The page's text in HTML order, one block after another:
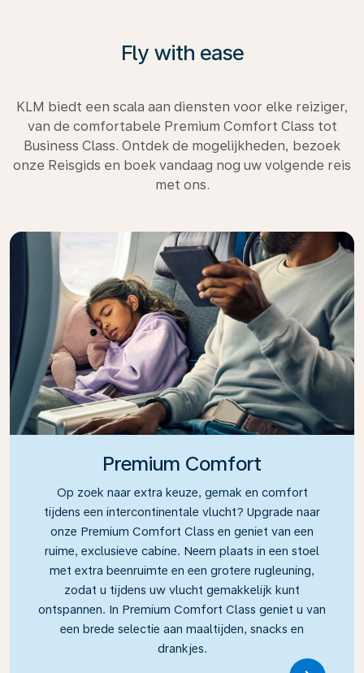
Fly with ease
KLM biedt een scala aan diensten voor elke reiziger,
van de comfortabele Premium Comfort Class tot
Business Class. Ontdek de mogelijkheden, bezoek
onze Reisgids en boek vandaag nog uw volgende reis
met ons.
Premium Comfort
Op zoek naar extra keuze, gemak en comfort
tijdens een intercontinentale vlucht? Upgrade naar
onze Premium Comfort Class en geniet van een
ruime, exclusieve cabine. Neem plaats in een stoel
met extra beenruimte en een grotere rugleuning,
zodat u tijdens uw vlucht gemakkelijk kunt
ontspannen. In Premium Comfort Class geniet u van
een brede selectie aan maaltijden, snacks en
drankjes.